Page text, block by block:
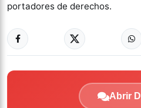
portadores de derechos.
Abrir